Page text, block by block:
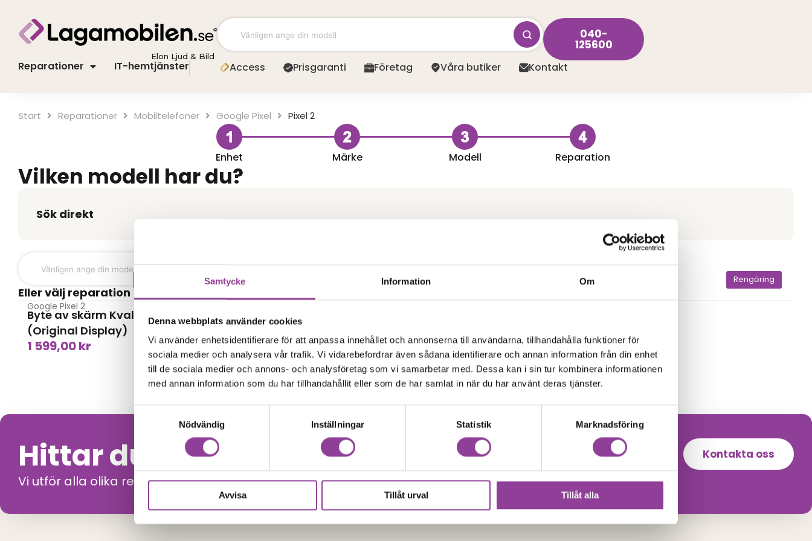
Samtycke Information Om
Denna webbplats använder cookies
Vi använder enhetsidentifierare för att anpassa innehållet och annonserna till användarna, tillhandahålla funktioner för
sociala medier och analysera vår trafik. Vi vidarebefordrar även sådana identifierare och annan information från din enhet
till de sociala medier och annons- och analysföretag som vi samarbetar med. Dessa kan i sin tur kombinera informationen
med annan information som du har tillhandahållit eller som de har samlat in när du har använt deras tjänster.
Nödvändig
Inställningar Statistik Marknadsföring
Avvisa Tillåt urval Tillåt alla
innehåll
Elon Ljud & Bild
040-
125600
Reparationer IT-hemtjänster Access Prisgaranti Företag Våra butiker Kontakt
Start Mobiltelefoner Google Pixel Pixel 2
Enhet Märke Modell Reparation
Vilken modell har du?
Sök direkt
Eller välj reparation
Google Pixel 2
Byte av skärm Kvalité A
(Original Display)
1 599,00kr
Byte av batteri
699,00 kr
Rengöring
Hittar du inte din produkt?
Vi utför alla olika reparationer. Vänligen kontakta oss!
Kontakta oss